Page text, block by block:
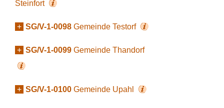
Steinfort
+ SG/V-1-0098 Gemeinde Testorf
+ SG/V-1-0099 Gemeinde Thandorf
+ SG/V-1-0100 Gemeinde Upahl